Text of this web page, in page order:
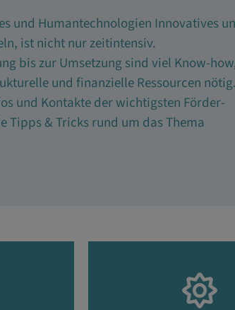
und Humantechnologien Innovatives
ist nicht nur zeitintensiv.
bis zur Umsetzung sind viel Know-
und finanzielle Ressourcen
und Kontakte der wichtigsten Förder-
Tipps & Tricks rund um das Thema